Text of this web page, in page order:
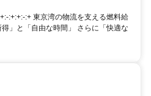
:+:+:-:+ 東京湾の物流を支える燃料給
」と「自由な時間」 さらに「快適な